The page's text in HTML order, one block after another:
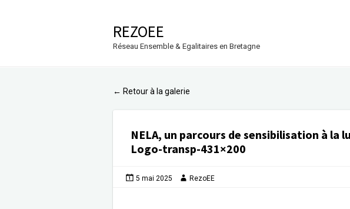
REZOEE
Réseau Ensemble & Egalitaires en Bretagne
← Retour à la galerie
NELA, un parcours de sensibilisation à la
Logo-transp-431×200
5 mai 2025 RezoEE